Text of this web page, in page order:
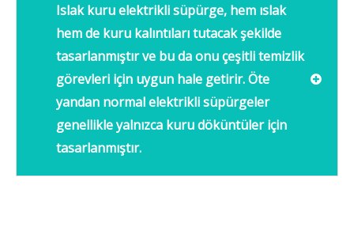
Islak kuru elektrikli süpürge, hem ıslak
hem de kuru kalıntıları tutacak şekilde
tasarlanmıştır ve bu da onu çeşitli temizlik
görevleri için uygun hale getirir. Öte
yandan normal elektrikli süpürgeler
genellikle yalnızca kuru döküntüler için
tasarlanmıştır.